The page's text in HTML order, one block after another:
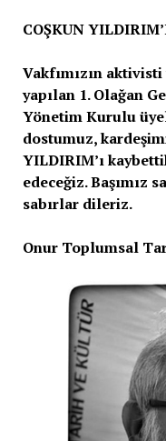
COŞKUN
Vakfımızın
yapılan 1. Olağan
Yönetim Kurulu
dostumuz,
YILDIRIM’ı
edeceğiz. Başımız
sabırlar dileriz.
Onur Toplumsal